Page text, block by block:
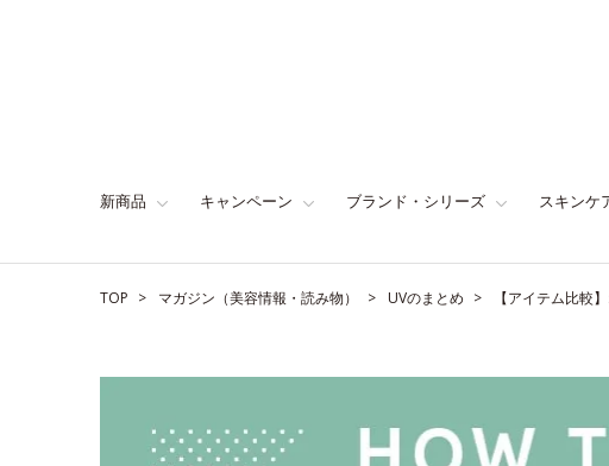
新商品 キャンペーン ブランド・シリーズ スキンケ
TOP マガジン（美容情報・読み物） UVのまとめ 【アイテム比較